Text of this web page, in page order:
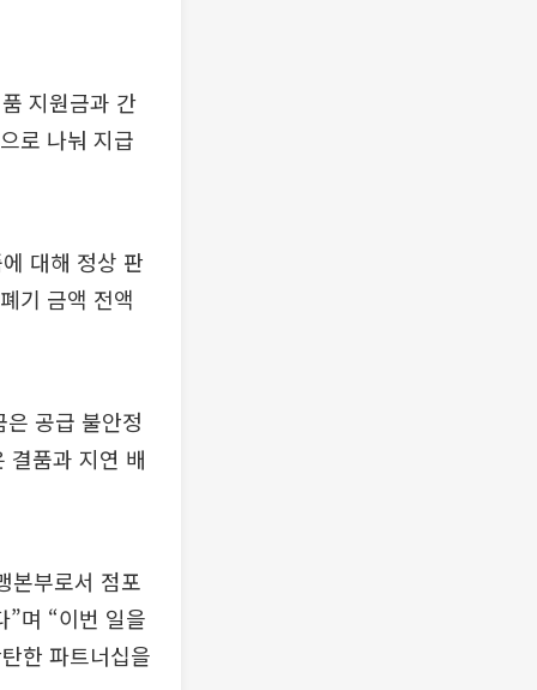
지원금과 간
로 나눠 지급
대해 정상 판
기 금액 전액
공급 불안정
결품과 지연 배
본부로서 점포
”며 “이번 일을
한 파트너십을